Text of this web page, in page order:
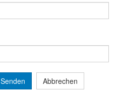
Senden Abbrechen